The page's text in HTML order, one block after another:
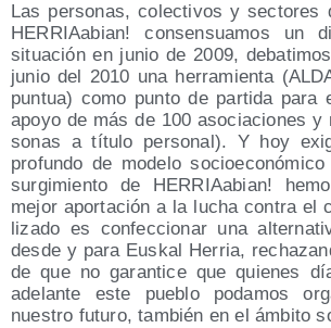
Las per­so­nas, colec­ti­vos y sec­to­res
HERRIAa­bian! con­sen­sua­mos un
situa­ción en junio de 2009,
junio del 2010 una herra­mien­ta
pun­tua) como pun­to de par­ti­da para
apo­yo de más de 100 aso­cia­cio­nes
so­nas a títu­lo per­so­nal). Y hoy
pro­fun­do de mode­lo
sur­gi­mien­to de HERRIAa­bian!
mejor apor­ta­ción a la lucha con­tra el
li­za­do es con­fec­cio­nar una
des­de y para Eus­kal Herria,
de que no garan­ti­ce que quie­nes
ade­lan­te este pue­blo poda­mos
nues­tro futu­ro, tam­bién en el ámbi­to